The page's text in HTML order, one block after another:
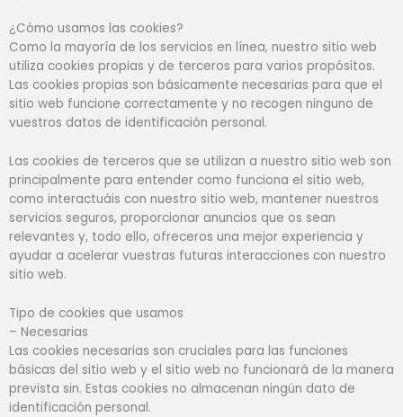
¿Cómo usamos las cookies?
Como la mayoría de los servicios en línea, nuestro sitio web
utiliza cookies propias y de terceros para varios propósitos.
Las cookies propias son básicamente necesarias para que el
sitio web funcione correctamente y no recogen ninguno de
vuestros datos de identificación personal.
Las cookies de terceros que se utilizan a nuestro sitio web son
principalmente para entender como funciona el sitio web,
como interactuáis con nuestro sitio web, mantener nuestros
servicios seguros, proporcionar anuncios que os sean
relevantes y, todo ello, ofreceros una mejor experiencia y
ayudar a acelerar vuestras futuras interacciones con nuestro
sitio web.
Tipo de cookies que usamos
– Necesarias
Las cookies necesarias son cruciales para las funciones
básicas del sitio web y el sitio web no funcionará de la manera
prevista sin. Estas cookies no almacenan ningún dato de
identificación personal.